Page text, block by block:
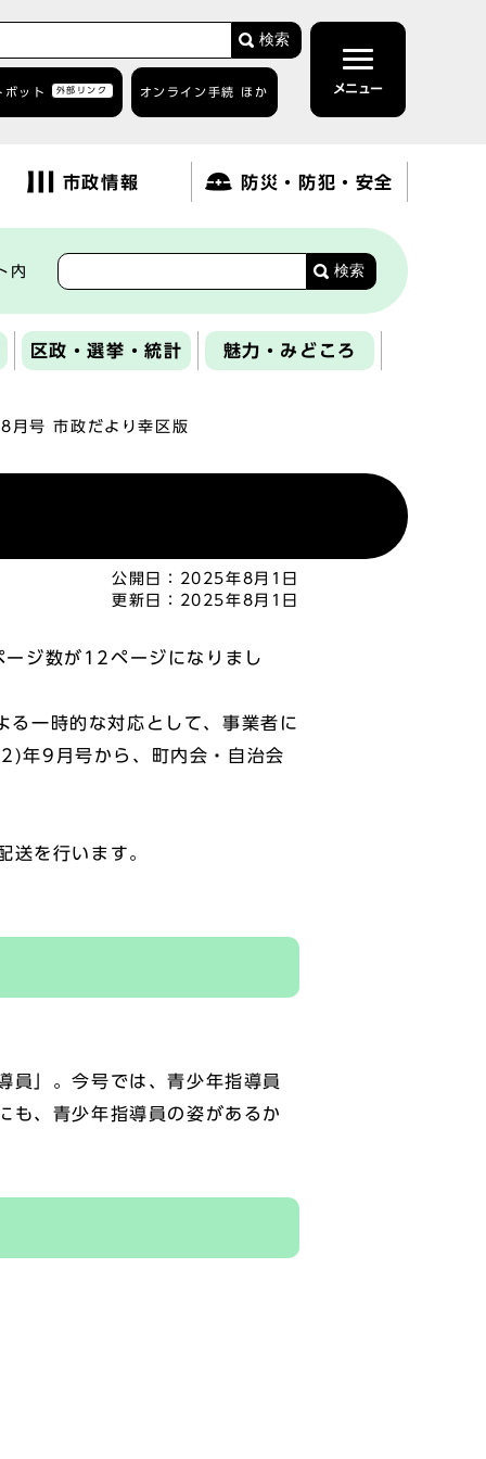
検索
ボット 外部リンク オンライン手続 ほか メニュー
市政情報 防災・防犯・安全
内 検索
区政・選挙・統計 魅力・みどころ
月号 市政だより幸区版
公開日：
2025年8月1日
更新日：
2025年8月1日
ジ数が12ページになりまし
一時的な対応として、事業者に
年9月号から、町内会・自治会
を行います。
員」。今号では、青少年指導員
も、青少年指導員の姿があるか